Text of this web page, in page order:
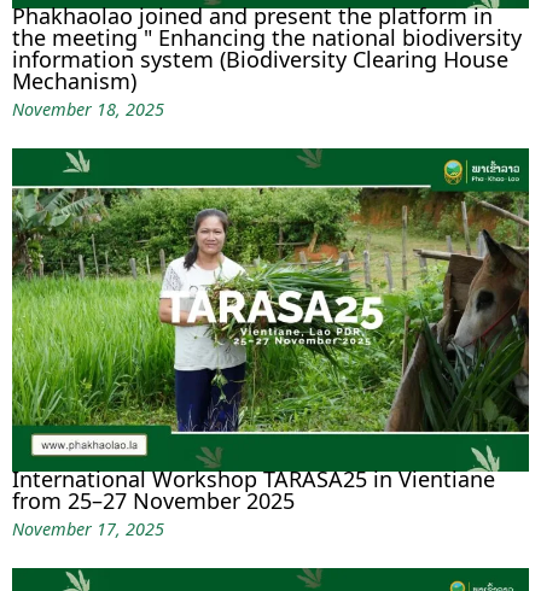
Phakhaolao joined and present the platform in
the meeting " Enhancing the national biodiversity
information system (Biodiversity Clearing House
Mechanism)
November 18, 2025
International Workshop TARASA25 in Vientiane
from 25–27 November 2025
November 17, 2025